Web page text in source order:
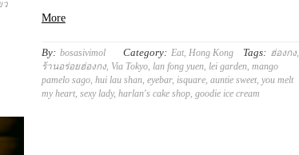
ว
More
By: bosasivimol Category: Eat, Hong Kong Tags: ฮ่องกง,
ร้านอร่อยฮ่องกง, Via Tokyo, lan fong yuen, lei garden, mango
pamelo sago, hui lau shan, eyebar, isquare, auntie sweet, you melt
my heart, sexy lady, harlan's cake shop, goodie ice cream